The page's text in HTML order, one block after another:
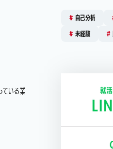
ている業
自己分析
未経験